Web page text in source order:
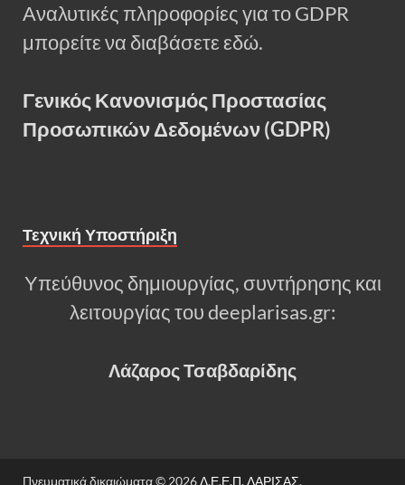
Αναλυτικές πληροφορίες για το GDPR
μπορείτε να διαβάσετε εδώ.
Γενικός Κανονισμός Προστασίας
Προσωπικών Δεδομένων (GDPR)
Τεχνική Υποστήριξη
Υπεύθυνος δημιουργίας, συντήρησης και
λειτουργίας του deeplarisas.gr:
Λάζαρος Τσαβδαρίδης
Πνευματικά δικαιώματα © 2026Δ.Ε.Ε.Π. ΛΑΡΙΣΑΣ.